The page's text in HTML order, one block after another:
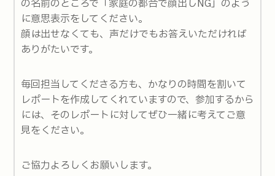
の名前のところで「家庭の都合で顔出しNG」のよう
に意思表示をしてください。
顔は出せなくても、声だけでもお答えいただければ
ありがたいです。
毎回担当してくださる方も、かなりの時間を割いて
レポートを作成してくれていますので、参加するから
には、そのレポートに対してぜひ一緒に考えてご意
見をください。
ご協力よろしくお願いします。